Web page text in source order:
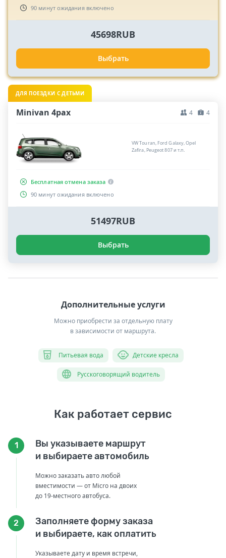
90 минут ожидания включено
45698RUB
Выбрать
ДЛЯ ПОЕЗДКИ С ДЕТЬМИ
Minivan 4pax 4 4
VW Touran, Ford Galaxy, Opel
Zafira, Peugeot 807 и т.п.
Бесплатная отмена заказа
90 минут ожидания включено
51497RUB
Выбрать
Дополнительные услуги
Можно приобрести за отдельную плату
в зависимости от маршрута.
Питьевая вода Детские кресла
Русскоговорящий водитель
Как работает сервис
1
Вы указываете маршрут
и выбираете автомобиль
Можно заказать авто любой
вместимости — от Micro на двоих
до 19-местного автобуса.
2
Заполняете форму заказа
и выбираете, как оплатить
Указываете дату и время встречи,